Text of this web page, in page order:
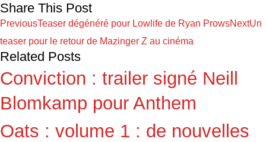
Share This Post
PreviousTeaser dégénéré pour Lowlife de Ryan ProwsNextUn
teaser pour le retour de Mazinger Z au cinéma
Related Posts
Conviction : trailer signé Neill
Blomkamp pour Anthem
Oats : volume 1 : de nouvelles